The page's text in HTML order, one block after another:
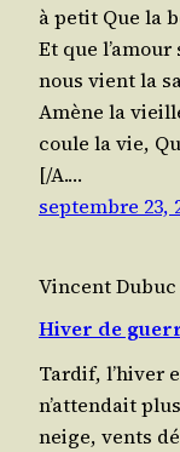
à petit Que la
Et que l’a­mour
nous vient la
Amène la
coule la vie,
[/​A.…
septembre 23,
Vincent Dubuc
Hiver de
Tar­dif, l’hi­ver
n’at­ten­dait
neige, vents